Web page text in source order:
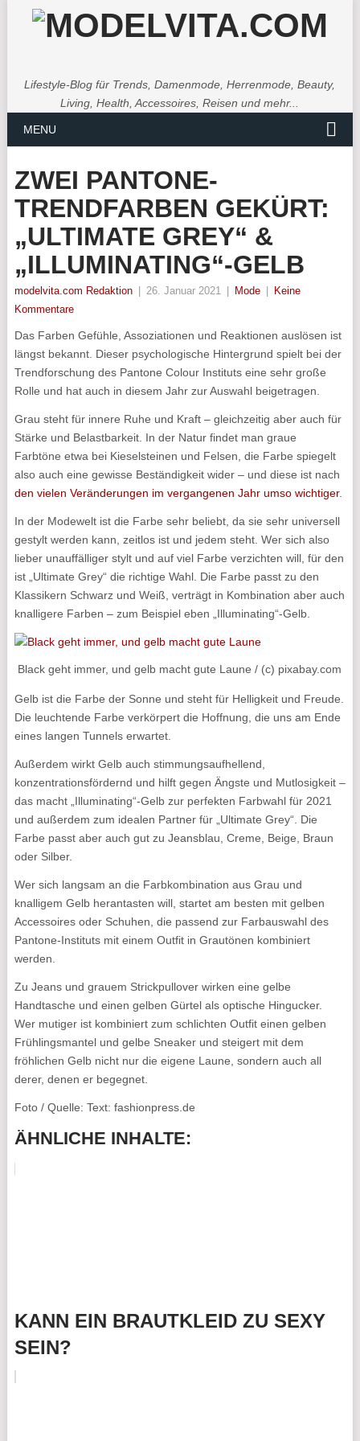
Lifestyle-Blog für Trends, Damenmode, Herrenmode, Beauty,
Living, Health, Accessoires, Reisen und mehr...
MENU
ZWEI PANTONE-
TRENDFARBEN GEKÜRT:
„ULTIMATE GREY“ &
„ILLUMINATING“-GELB
modelvita.com Redaktion 26. Januar 2021 Mode
Keine
Kommentare
Das Farben Gefühle, Assoziationen und Reaktionen auslösen ist
längst bekannt. Dieser psychologische Hintergrund spielt bei der
Trendforschung des Pantone Colour Instituts eine sehr große
Rolle und hat auch in diesem Jahr zur Auswahl beigetragen.
Grau steht für innere Ruhe und Kraft – gleichzeitig aber auch für
Stärke und Belastbarkeit. In der Natur findet man graue
Farbtöne etwa bei Kieselsteinen und Felsen, die Farbe spiegelt
also auch eine gewisse Beständigkeit wider – und diese ist nach
den vielen Veränderungen im vergangenen Jahr umso wichtiger.
In der Modewelt ist die Farbe sehr beliebt, da sie sehr universell
gestylt werden kann, zeitlos ist und jedem steht. Wer sich also
lieber unauffälliger stylt und auf viel Farbe verzichten will, für den
ist „Ultimate Grey“ die richtige Wahl. Die Farbe passt zu den
Klassikern Schwarz und Weiß, verträgt in Kombination aber auch
knalligere Farben – zum Beispiel eben „Illuminating“-Gelb.
Black geht immer, und gelb macht gute Laune / (c) pixabay.com
Gelb ist die Farbe der Sonne und steht für Helligkeit und Freude.
Die leuchtende Farbe verkörpert die Hoffnung, die uns am Ende
eines langen Tunnels erwartet.
Außerdem wirkt Gelb auch stimmungsaufhellend,
konzentrationsfördernd und hilft gegen Ängste und Mutlosigkeit –
das macht „Illuminating“-Gelb zur perfekten Farbwahl für 2021
und außerdem zum idealen Partner für „Ultimate Grey“. Die
Farbe passt aber auch gut zu Jeansblau, Creme, Beige, Braun
oder Silber.
Wer sich langsam an die Farbkombination aus Grau und
knalligem Gelb herantasten will, startet am besten mit gelben
Accessoires oder Schuhen, die passend zur Farbauswahl des
Pantone-Instituts mit einem Outfit in Grautönen kombiniert
werden.
Zu Jeans und grauem Strickpullover wirken eine gelbe
Handtasche und einen gelben Gürtel als optische Hingucker.
Wer mutiger ist kombiniert zum schlichten Outfit einen gelben
Frühlingsmantel und gelbe Sneaker und steigert mit dem
fröhlichen Gelb nicht nur die eigene Laune, sondern auch all
derer, denen er begegnet.
Foto / Quelle: Text: fashionpress.de
ÄHNLICHE INHALTE:
KANN EIN BRAUTKLEID ZU SEXY
SEIN?